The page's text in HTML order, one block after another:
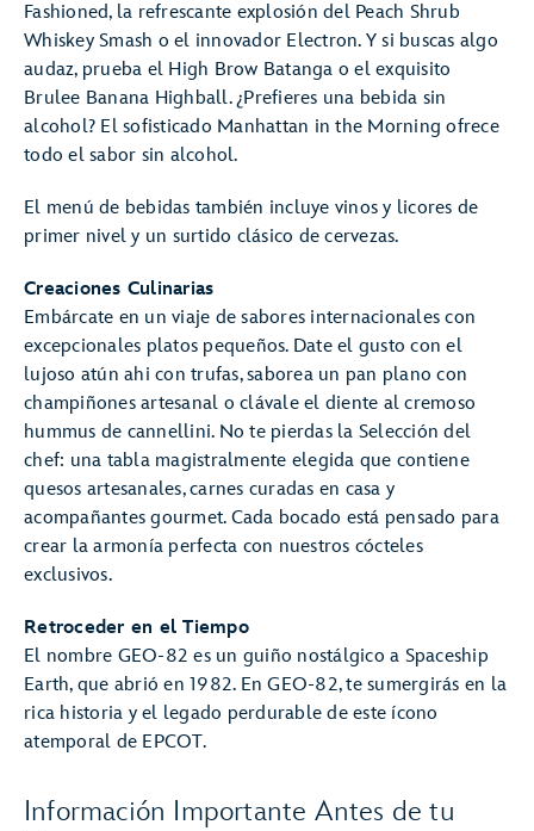
Fashioned, la refrescante explosión del Peach Shrub
Whiskey Smash o el innovador Electron. Y si buscas algo
audaz, prueba el High Brow Batanga o el exquisito
Brulee Banana Highball. ¿Prefieres una bebida sin
alcohol? El sofisticado Manhattan in the Morning ofrece
todo el sabor sin alcohol.
El menú de bebidas también incluye vinos y licores de
primer nivel y un surtido clásico de cervezas.
Creaciones Culinarias
Embárcate en un viaje de sabores internacionales con
excepcionales platos pequeños. Date el gusto con el
lujoso atún ahi con trufas, saborea un pan plano con
champiñones artesanal o clávale el diente al cremoso
hummus de cannellini. No te pierdas la Selección del
chef: una tabla magistralmente elegida que contiene
quesos artesanales, carnes curadas en casa y
acompañantes gourmet. Cada bocado está pensado para
crear la armonía perfecta con nuestros cócteles
exclusivos.
Retroceder en el Tiempo
El nombre GEO-82 es un guiño nostálgico a Spaceship
Earth, que abrió en 1982. En GEO-82, te sumergirás en la
rica historia y el legado perdurable de este ícono
atemporal de EPCOT.
Información Importante Antes de tu